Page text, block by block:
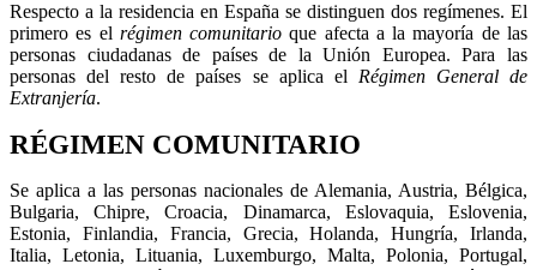
Respecto a la residencia en España se distinguen dos regímenes. El
primero es el régimen comunitario que afecta a la mayoría de las
personas ciudadanas de países de la Unión Europea. Para las
personas del resto de países se aplica el Régimen General de
Extranjería.
RÉGIMEN COMUNITARIO
Se aplica a las personas nacionales de Alemania, Austria, Bélgica,
Bulgaria, Chipre, Croacia, Dinamarca, Eslovaquia, Eslovenia,
Estonia, Finlandia, Francia, Grecia, Holanda, Hungría, Irlanda,
Italia, Letonia, Lituania, Luxemburgo, Malta, Polonia, Portugal,